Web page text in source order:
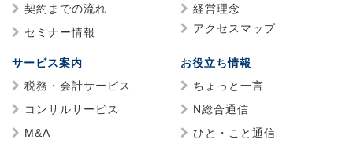
契約までの流れ
セミナー情報
経営理念
アクセスマップ
サービス案内
税務・会計サービス
コンサルサービス
M&A
お役立ち情報
ちょっと一言
N総合通信
ひと・こと通信